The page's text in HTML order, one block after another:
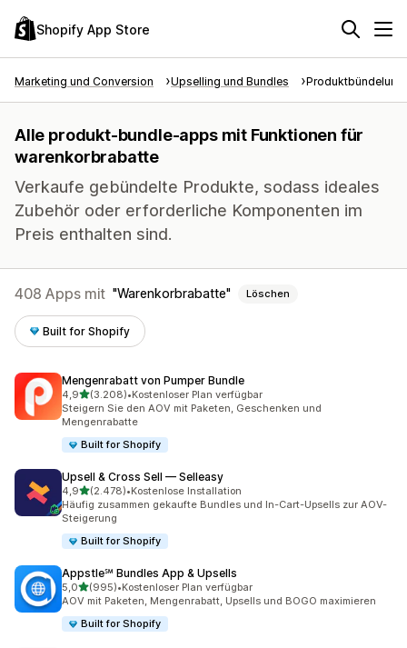
Shopify App Store
Marketing und Conversion Upselling und Bundles Produktbündelung
Alle produkt-bundle-apps mit Funktionen für
warenkorbrabatte
Verkaufe gebündelte Produkte, sodass ideales
Zubehör oder erforderliche Komponenten im
Preis enthalten sind.
408 Apps mit Warenkorbrabatte Löschen
Built for Shopify
Mengenrabatt von Pumper Bundle
4,9von 5 Sternen
(3.208)
3208 Rezensionen insgesamt
•Kostenloser Plan verfügbar
Steigern Sie den AOV mit Paketen, Geschenken und
Mengenrabatte
Built for Shopify
Upsell & Cross Sell — Selleasy
4,9von 5 Sternen
(2.478)
2478 Rezensionen insgesamt
•Kostenlose Installation
Häufig zusammen gekaufte Bundles und In-Cart-Upsells zur AOV-
Steigerung
Built for Shopify
Appstle℠ Bundles App & Upsells
5,0von 5 Sternen
(995)
995 Rezensionen insgesamt
•Kostenloser Plan verfügbar
AOV mit Paketen, Mengenrabatt, Upsells und BOGO maximieren
Built for Shopify